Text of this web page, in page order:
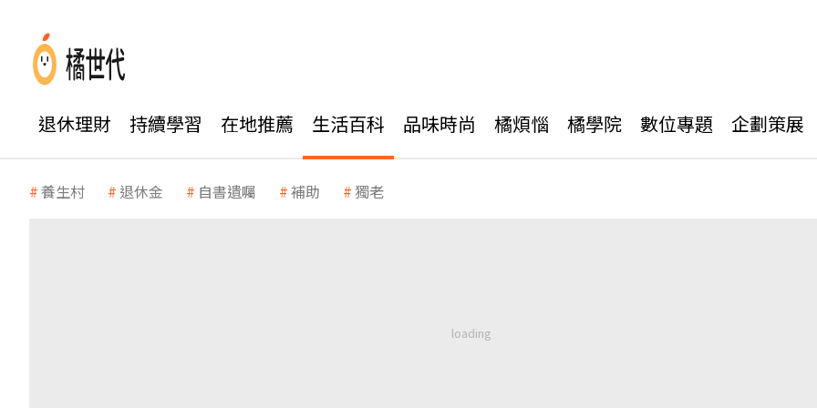
退休理財 持續學習 在地推薦 生活百科 品味時尚 橘煩惱 橘學院 數位專題 企劃策展
養生村 退休金 自書遺囑 補助 獨老